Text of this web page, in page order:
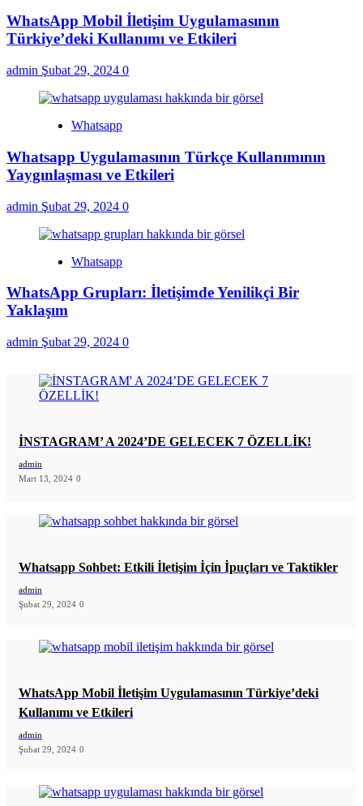
WhatsApp Mobil İletişim Uygulamasının
Türkiye’deki Kullanımı ve Etkileri
admin Şubat 29, 2024 0
Whatsapp
Whatsapp Uygulamasının Türkçe Kullanımının
Yaygınlaşması ve Etkileri
admin Şubat 29, 2024 0
Whatsapp
WhatsApp Grupları: İletişimde Yenilikçi Bir
Yaklaşım
admin Şubat 29, 2024 0
İNSTAGRAM’ A 2024’DE GELECEK 7 ÖZELLİK!
admin
Mart 13, 2024 0
Whatsapp Sohbet: Etkili İletişim İçin İpuçları ve Taktikler
admin
Şubat 29, 2024 0
WhatsApp Mobil İletişim Uygulamasının Türkiye’deki
Kullanımı ve Etkileri
admin
Şubat 29, 2024 0